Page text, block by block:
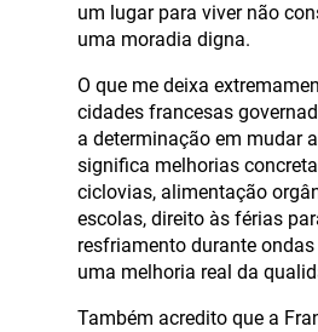
um lugar para viver não
uma moradia digna.
O que me deixa
cidades francesas
a determinação em mudar
significa melhorias
ciclovias, alimentação
escolas, direito às férias
resfriamento durante ondas
uma melhoria real da
Também acredito que a